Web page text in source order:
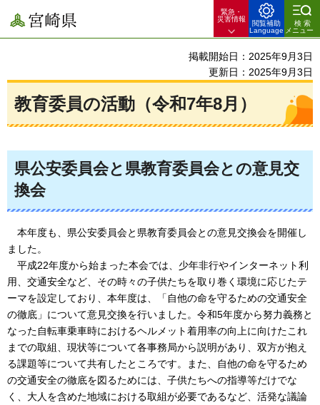
宮崎県
緊急・
災害情報
閲覧補助
Language
検索
メニュー
掲載開始日：2025年9月3日
更新日：2025年9月3日
教育委員の活動（令和7年8月）
県公安委員会と県教育委員会との意見交
換会
本年度も、県公安委員会と県教育委員会との意見交換会を開催し
ました。
平成22年度から始まった本会では、少年非行やインターネット利
用、交通安全など、その時々の子供たちを取り巻く環境に応じたテ
ーマを設定しており、本年度は、「自他の命を守るための交通安全
の徹底」について意見交換を行いました。令和5年度から努力義務と
なった自転車乗車時におけるヘルメット着用率の向上に向けたこれ
までの取組、現状等について各事務局から説明があり、双方が抱え
る課題等について共有したところです。また、自他の命を守るため
の交通安全の徹底を図るためには、子供たちへの指導等だけでな
く、 大人を含めた地域における取組が必要であるなど、活発な議論